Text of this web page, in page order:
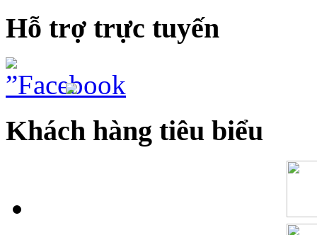
Hỗ trợ trực tuyến
Khách hàng tiêu biểu